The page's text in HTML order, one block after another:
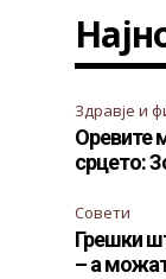
Здравје и
Оревите
срцето:
Совети
Грешки
– а